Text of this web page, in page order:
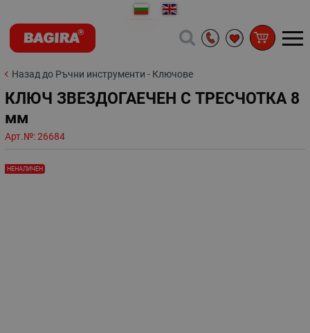
Назад до Ръчни инструменти - Ключове
КЛЮЧ ЗВЕЗДОГАЕЧЕН С ТРЕСЧОТКА 8
мм
Арт.№:26684
НЕНАЛИЧЕН